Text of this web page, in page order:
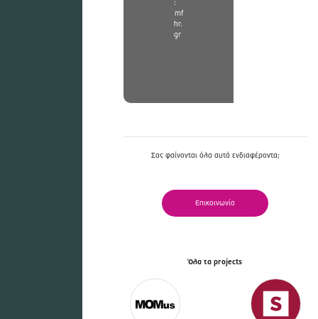
:
mf
hr.
gr
Σας φαίνονται όλα αυτά ενδιαφέροντα;
Επικοινωνία
Όλα τα projects